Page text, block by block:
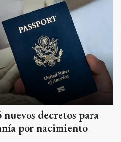
decretos para
por nacimiento